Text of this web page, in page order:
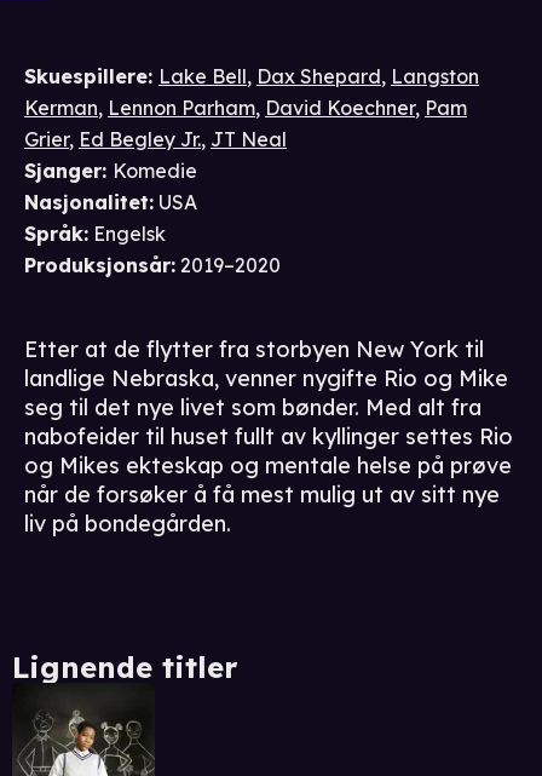
Skuespillere: Lake Bell, Dax Shepard, Langston
Kerman, Lennon Parham, David Koechner, Pam
Grier, Ed Begley Jr., JT Neal
Sjanger: Komedie
Nasjonalitet: USA
Språk: Engelsk
Produksjonsår: 2019–2020
Etter at de flytter fra storbyen New York til
landlige Nebraska, venner nygifte Rio og Mike
seg til det nye livet som bønder. Med alt fra
nabofeider til huset fullt av kyllinger settes Rio
og Mikes ekteskap og mentale helse på prøve
når de forsøker å få mest mulig ut av sitt nye
liv på bondegården.
Lignende titler